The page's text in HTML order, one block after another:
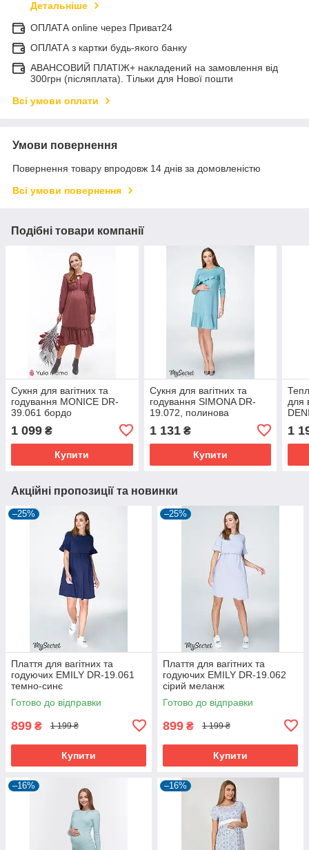
Детальніше
ОПЛАТА online через Приват24
ОПЛАТА з картки будь-якого банку
АВАНСОВИЙ ПЛАТІЖ+ накладений на замовлення від
300грн (післяплата). Тільки для Нової пошти
Всі умови оплати
Умови повернення
Повернення товару впродовж 14 днів за домовленістю
Всі умови повернення
Подібні товари компанії
Сукня для вагітних та
годування MONICE DR-
39.061 бордо
1 099 ₴
Купити
Сукня для вагітних та
годування SIMONA DR-
19.072, полинова
1 131₴
Купити
для
1
Акційні пропозиції та новинки
–25%
Плаття для вагітних та
годуючих EMILY DR-19.061
темно-синє
Готово до відправки
899 ₴ 1 199 ₴
Купити
–25%
Плаття для вагітних та
годуючих EMILY DR-19.062
сірий меланж
Готово до відправки
899 ₴ 1 199 ₴
Купити
–16% –16%